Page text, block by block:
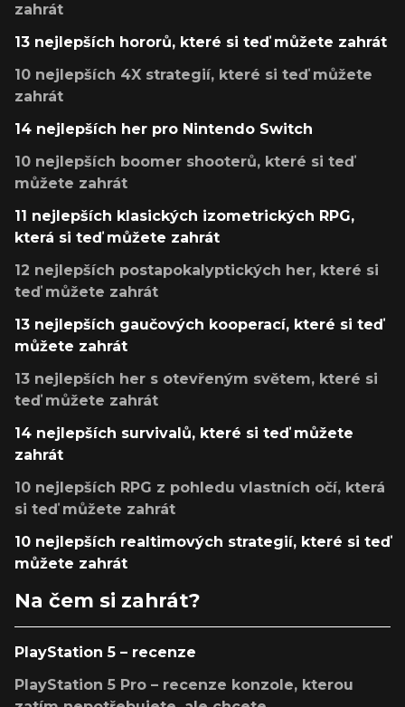
zahrát
13 nejlepších hororů, které si teď můžete zahrát
10 nejlepších 4X strategií, které si teď můžete
zahrát
14 nejlepších her pro Nintendo Switch
10 nejlepších boomer shooterů, které si teď
můžete zahrát
11 nejlepších klasických izometrických RPG,
která si teď můžete zahrát
12 nejlepších postapokalyptických her, které si
teď můžete zahrát
13 nejlepších gaučových kooperací, které si teď
můžete zahrát
13 nejlepších her s otevřeným světem, které si
teď můžete zahrát
14 nejlepších survivalů, které si teď můžete
zahrát
10 nejlepších RPG z pohledu vlastních očí, která
si teď můžete zahrát
10 nejlepších realtimových strategií, které si teď
můžete zahrát
Na čem si zahrát?
PlayStation 5 – recenze
PlayStation 5 Pro – recenze konzole, kterou